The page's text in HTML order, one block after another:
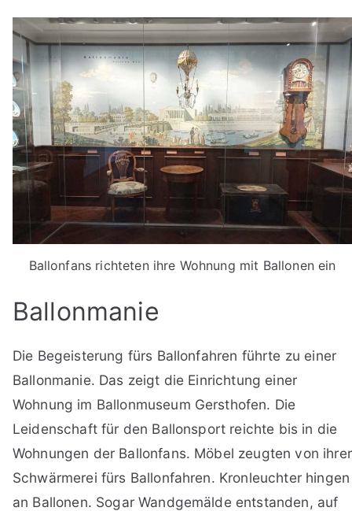
Ballonfans richteten ihre Wohnung mit Ballonen ein
Ballonmanie
Die Begeisterung fürs Ballonfahren führte zu einer
Ballonmanie. Das zeigt die Einrichtung einer
Wohnung im Ballonmuseum Gersthofen. Die
Leidenschaft für den Ballonsport reichte bis in die
Wohnungen der Ballonfans. Möbel zeugten von ihrer
Schwärmerei fürs Ballonfahren. Kronleuchter hingen
an Ballonen. Sogar Wandgemälde entstanden, auf